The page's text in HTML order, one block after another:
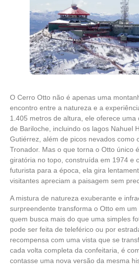
O Cerro Otto não é apenas uma
encontro entre a natureza e a
1.405 metros de altura, ele oferece uma
de Bariloche, incluindo os lagos Nahuel
Gutiérrez, além de picos nevados como
Tronador. Mas o que torna o Otto único
giratória no topo, construída em 1974 e
futurista para a época, ela gira
visitantes apreciam a paisagem sem
A mistura de natureza exuberante e
surpreendente transforma o Otto em
quem busca mais do que uma simples
pode ser feita de teleférico ou por
recompensa com uma vista que se
cada volta completa da confeitaria, é
contasse uma nova versão da mesma